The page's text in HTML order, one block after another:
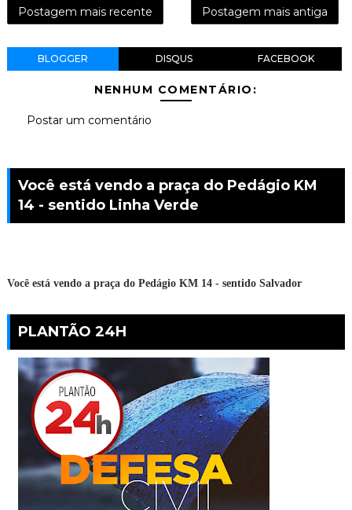
Postagem mais recente Postagem mais antiga
BLOGGER DISQUS FACEBOOK
NENHUM COMENTÁRIO:
Postar um comentário
Você está vendo a praça do Pedágio KM
14 - sentido Linha Verde
Você está vendo a praça do Pedágio KM 14 - sentido Salvador
PLANTÃO 24H